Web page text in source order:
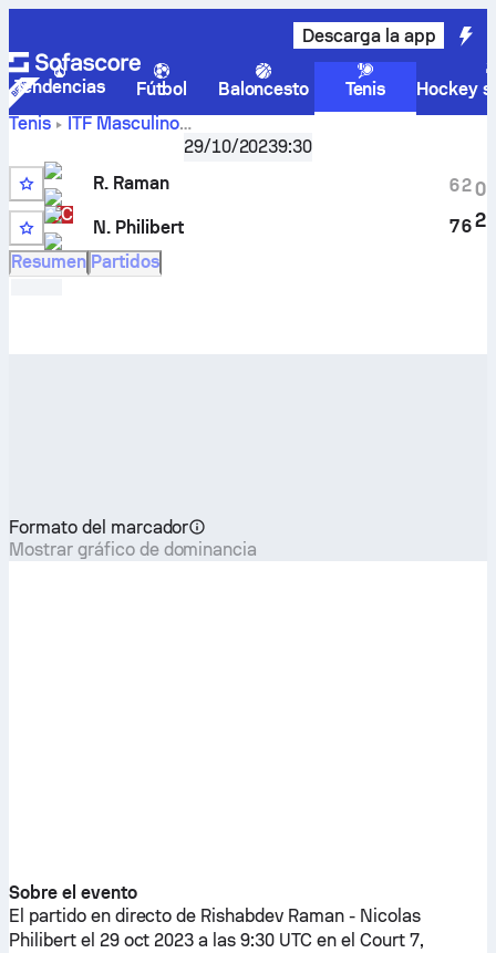
Descarga la app
Tendencias Fútbol Baloncesto Tenis
Hockey
Tenis
ITF Masculino
Monastir, Singles Qualifying, M-ITF-TUN-50A
Rishabdev Raman
y resultados cara a cara
29/10/20239:30
WC
R. Raman
12
N. Philibert
6
7
2
6
0
2
Resumen Partidos
Formato del marcador
Mostrar gráfico de dominancia
Sobre el evento
El partido en directo de Rishabdev Raman- Nicolas
Philibertel 29 oct 2023 a las 9:30 UTC en el Court 7,